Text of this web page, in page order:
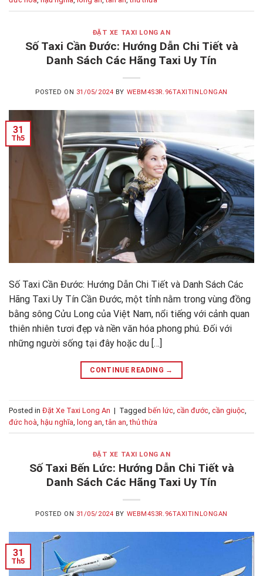
ĐẶT XE TAXI LONG AN
Số Taxi Cần Đước: Hướng Dẫn Chi Tiết và
Danh Sách Các Hãng Taxi Uy Tín
POSTED ON 31/05/2024 BY WEBM4S3R.96TAXITINLONGAN
31
Th5
Số Taxi Cần Đước: Hướng Dẫn Chi Tiết và Danh Sách Các
Hãng Taxi Uy Tín Cần Đước, một tỉnh nằm trong vùng đồng
bằng sông Cửu Long của Việt Nam, nổi tiếng với cảnh quan
thiên nhiên tươi đẹp và nền văn hóa phong phú. Đối với
những người sống tại đây hoặc du […]
CONTINUE READING →
Posted in Đặt Xe Taxi Long An | Tagged bến lức cần đước cần giuộc
đức hoà hậu nghĩa long an ,tân an ,thủ thừa
ĐẶT XE TAXI LONG AN
Số Taxi Bến Lức: Hướng Dẫn Chi Tiết và
Danh Sách Các Hãng Taxi Uy Tín
POSTED ON 31/05/2024 BY WEBM4S3R.96TAXITINLONGAN
31
Th5